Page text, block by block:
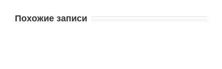
Похожие записи